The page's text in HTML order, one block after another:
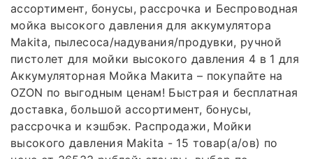
ассортимент, бонусы, рассрочка и Беспроводная
мойка высокого давления для аккумулятора
Makita, пылесоса/надувания/продувки, ручной
пистолет для мойки высокого давления 4 в 1 для
Аккумуляторная Мойка Макита – покупайте на
OZON по выгодным ценам! Быстрая и бесплатная
доставка, большой ассортимент, бонусы,
рассрочка и кэшбэк. Распродажи, Мойки
высокого давления Makita - 15 товар(а/ов) по